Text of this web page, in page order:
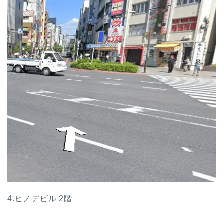
4.ヒノデビル 2階